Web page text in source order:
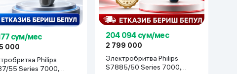
сум/мес
000
Philips
55 Series 7000,
204 094 сум/мес
2 799 000
Электробритва Philips
S7885/50 Series 7000,